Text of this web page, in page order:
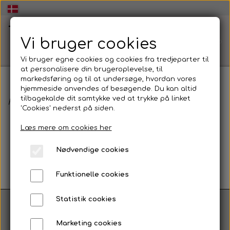
Tilbage til webshop
🏠Hjem
🧠Workshop dans og udtryk👥
Energisk og inspirerende Workshop i dans og
🏫Dans og udtryk i folkeskolen💃
Kurven er tom
Vi bruger cookies
Vi bruger egne cookies og cookies fra tredjeparter til
at personalisere din brugeroplevelse, til
markedsføring og til at undersøge, hvordan vores
hjemmeside anvendes af besøgende. Du kan altid
tilbagekalde dit samtykke ved at trykke på linket
'Cookies' nederst på siden.
Læs mere om cookies her
Nødvendige cookies
Funktionelle cookies
Statistik cookies
Marketing cookies